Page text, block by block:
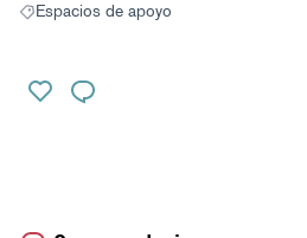
Resultados al filtrar por: Espacios de
Espacios de apoyo